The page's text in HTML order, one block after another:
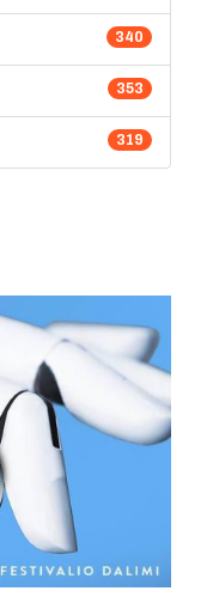
340
353
319